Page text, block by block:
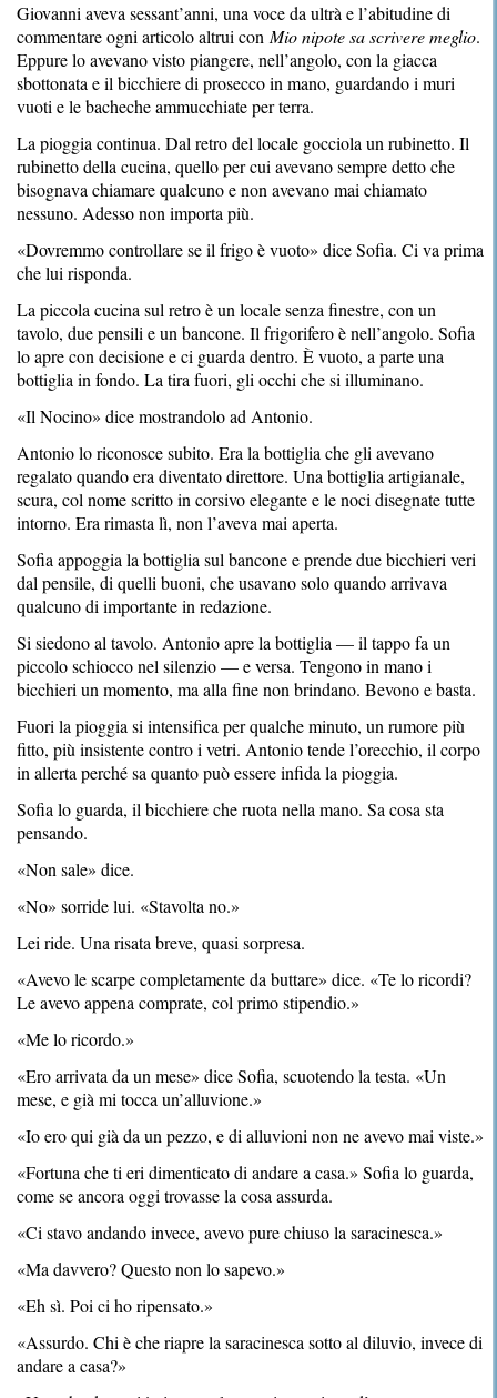
Giovanni aveva sessant’anni, una voce da ultrà e l’abitudine di
commentare ogni articolo altrui con Mio nipote sa scrivere meglio.
Eppure lo avevano visto piangere, nell’angolo, con la giacca
sbottonata e il bicchiere di prosecco in mano, guardando i muri
vuoti e le bacheche ammucchiate per terra.
La pioggia continua. Dal retro del locale gocciola un rubinetto. Il
rubinetto della cucina, quello per cui avevano sempre detto che
bisognava chiamare qualcuno e non avevano mai chiamato
nessuno. Adesso non importa più.
«Dovremmo controllare se il frigo è vuoto» dice Sofia. Ci va prima
che lui risponda.
La piccola cucina sul retro è un locale senza finestre, con un
tavolo, due pensili e un bancone. Il frigorifero è nell’angolo. Sofia
lo apre con decisione e ci guarda dentro. È vuoto, a parte una
bottiglia in fondo. La tira fuori, gli occhi che si illuminano.
«Il Nocino» dice mostrandolo ad Antonio.
Antonio lo riconosce subito. Era la bottiglia che gli avevano
regalato quando era diventato direttore. Una bottiglia artigianale,
scura, col nome scritto in corsivo elegante e le noci disegnate tutte
intorno. Era rimasta lì, non l’aveva mai aperta.
Sofia appoggia la bottiglia sul bancone e prende due bicchieri veri
dal pensile, di quelli buoni, che usavano solo quando arrivava
qualcuno di importante in redazione.
Si siedono al tavolo. Antonio apre la bottiglia — il tappo fa un
piccolo schiocco nel silenzio — e versa. Tengono in mano i
bicchieri un momento, ma alla fine non brindano. Bevono e basta.
Fuori la pioggia si intensifica per qualche minuto, un rumore più
fitto, più insistente contro i vetri. Antonio tende l’orecchio, il corpo
in allerta perché sa quanto può essere infida la pioggia.
Sofia lo guarda, il bicchiere che ruota nella mano. Sa cosa sta
pensando.
«Non sale» dice.
«No» sorride lui. «Stavolta no.»
Lei ride. Una risata breve, quasi sorpresa.
«Avevo le scarpe completamente da buttare» dice. «Te lo ricordi?
Le avevo appena comprate, col primo stipendio.»
«Me lo ricordo.»
«Ero arrivata da un mese» dice Sofia, scuotendo la testa. «Un
mese, e già mi tocca un’alluvione.»
«Io ero qui già da un pezzo, e di alluvioni non ne avevo mai viste.»
«Fortuna che ti eri dimenticato di andare a casa.» Sofia lo guarda,
come se ancora oggi trovasse la cosa assurda.
«Ci stavo andando invece, avevo pure chiuso la saracinesca.»
«Ma davvero? Questo non lo sapevo.»
«Eh sì. Poi ci ho ripensato.»
«Assurdo. Chi è che riapre la saracinesca sotto al diluvio, invece di
andare a casa?»